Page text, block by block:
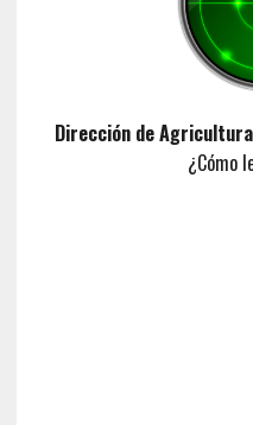
Dirección de
¿Cómo